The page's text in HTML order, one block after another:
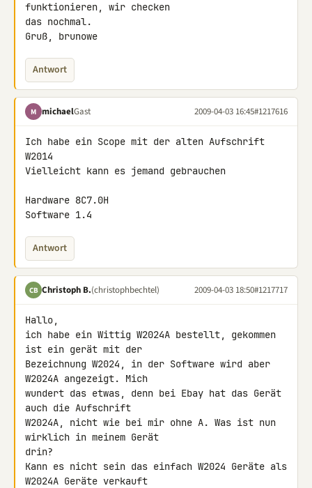
funktionieren, wir checken
das nochmal.
Gruß, brunowe
Antwort
M michaelGast 2009-04-03 16:45#1217616
Ich habe ein Scope mit der alten Aufschrift
W2014
Vielleicht kann es jemand gebrauchen
Hardware 8C7.0H
Software 1.4
Antwort
CB Christoph B.(christophbechtel) 2009-04-03 18:50#1217717
Hallo,
ich habe ein Wittig W2024A bestellt, gekommen
ist ein gerät mit der
Bezeichnung W2024, in der Software wird aber
W2024A angezeigt. Mich
wundert das etwas, denn bei Ebay hat das Gerät
auch die Aufschrift
W2024A, nicht wie bei mir ohne A. Was ist nun
wirklich in meinem Gerät
drin?
Kann es nicht sein das einfach W2024 Geräte als
W2024A Geräte verkauft